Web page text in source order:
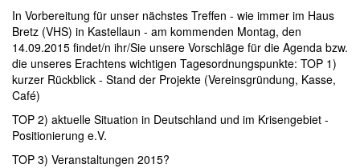
In Vorbereitung für unser nächstes Treffen - wie immer im Haus
Bretz (VHS) in Kastellaun - am kommenden Montag, den
14.09.2015 findet/n ihr/Sie unsere Vorschläge für die Agenda bzw.
die unseres Erachtens wichtigen Tagesordnungspunkte: TOP 1)
kurzer Rückblick - Stand der Projekte (Vereinsgründung, Kasse,
Café)
TOP 2) aktuelle Situation in Deutschland und im Krisengebiet -
Positionierung e.V.
TOP 3) Veranstaltungen 2015?